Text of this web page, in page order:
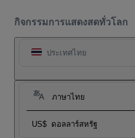
กิจกรรมการแสดงสดทั่วโลก
ประเทศไทย
ภาษาไทย
US$ ดอลลาร์สหรัฐ